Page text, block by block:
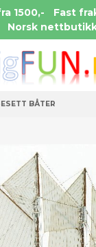
1500,-
Fast
Norsk
BÅTER